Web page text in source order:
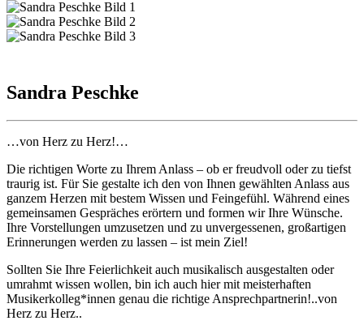
Sandra Peschke
…von Herz zu Herz!…
Die richtigen Worte zu Ihrem Anlass – ob er freudvoll oder zu tiefst
traurig ist. Für Sie gestalte ich den von Ihnen gewählten Anlass aus
ganzem Herzen mit bestem Wissen und Feingefühl. Während eines
gemeinsamen Gespräches erörtern und formen wir Ihre Wünsche.
Ihre Vorstellungen umzusetzen und zu unvergessenen, großartigen
Erinnerungen werden zu lassen – ist mein Ziel!
Sollten Sie Ihre Feierlichkeit auch musikalisch ausgestalten oder
umrahmt wissen wollen, bin ich auch hier mit meisterhaften
Musikerkolleg*innen genau die richtige Ansprechpartnerin!..von
Herz zu Herz..